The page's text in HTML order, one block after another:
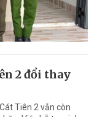
2 đổi thay
Tiên 2 vẫn còn